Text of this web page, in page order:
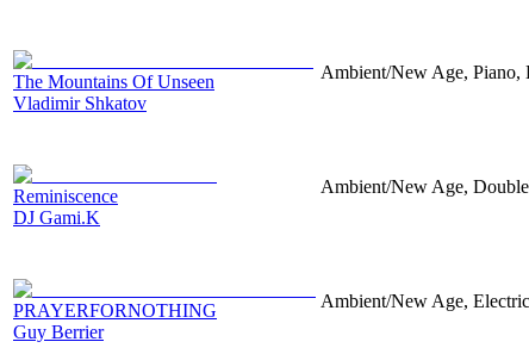
The Mountains Of Unseen
Vladimir Shkatov
Ambient/New Age, Piano,
Reminiscence
DJ Gami.K
Ambient/New Age,
PRAYERFORNOTHING
Guy Berrier
Ambient/New Age,